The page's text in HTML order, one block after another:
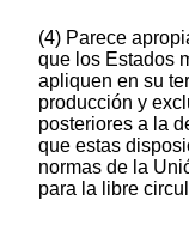
(4) Parece
que los Estados
apliquen en su
producción y
posteriores a la
que estas
normas de la
para la libre